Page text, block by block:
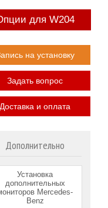
для W204
на установку
Задать вопрос
Доставка и оплата
Дополнительно
Установка
дополнительных
Mercedes-
Benz